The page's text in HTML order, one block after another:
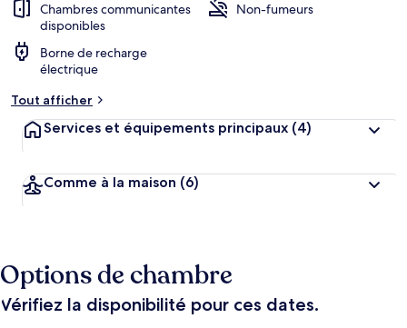
Chambres communicantes
disponibles
Non-fumeurs
Borne de recharge
électrique
Tout afficher
Services et équipements principaux (4)
Comme à la maison (6)
Options de chambre
Vérifiez la disponibilité pour ces dates.